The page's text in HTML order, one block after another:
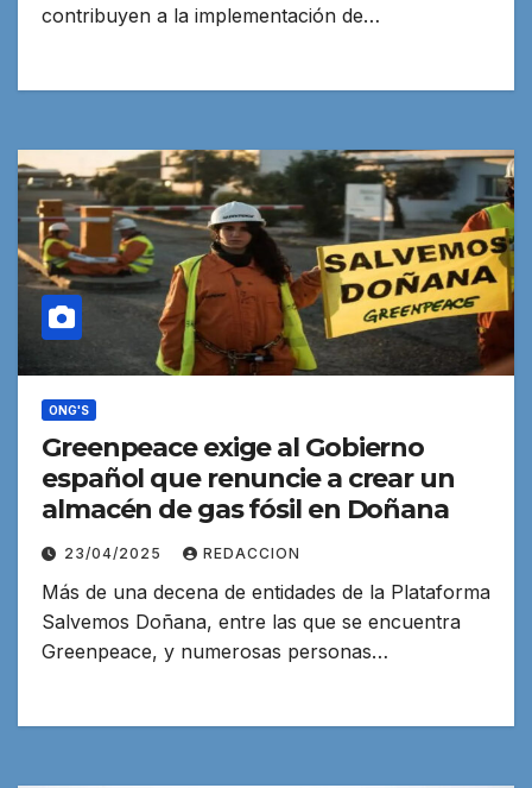
contribuyen a la implementación de…
ONG'S
Greenpeace exige al Gobierno
español que renuncie a crear un
almacén de gas fósil en Doñana
23/04/2025 REDACCION
Más de una decena de entidades de la Plataforma
Salvemos Doñana, entre las que se encuentra
Greenpeace, y numerosas personas…